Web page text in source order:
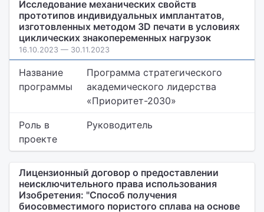
Исследование механических свойств
прототипов индивидуальных имплантатов,
изготовленных методом 3D печати в условиях
циклических знакопеременных нагрузок
16.10.2023 — 30.11.2023
Название
программы
Программа стратегического
академического лидерства
«Приоритет-2030»
Роль в
проекте
Руководитель
Лицензионный договор о предоставлении
неисключительного права использования
Изобретения: "Способ получения
биосовместимого пористого сплава на основе